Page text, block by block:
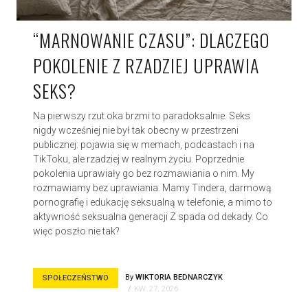
“MARNOWANIE CZASU”: DLACZEGO
POKOLENIE Z RZADZIEJ UPRAWIA
SEKS?
Na pierwszy rzut oka brzmi to paradoksalnie. Seks
nigdy wcześniej nie był tak obecny w przestrzeni
publicznej: pojawia się w memach, podcastach i na
TikToku, ale rzadziej w realnym życiu. Poprzednie
pokolenia uprawiały go bez rozmawiania o nim. My
rozmawiamy bez uprawiania. Mamy Tindera, darmową
pornografię i edukację seksualną w telefonie, a mimo to
aktywność seksualna generacji Z spada od dekady. Co
więc poszło nie tak?
SPOŁECZEŃSTWO By WIKTORIA BEDNARCZYK
KW. 27, 2026